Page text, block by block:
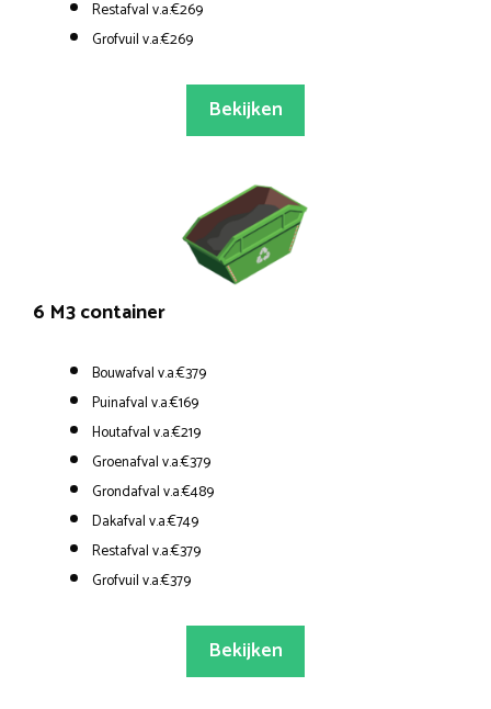
Restafval v.a.€269
Grofvuil v.a.€269
Bekijken
6 M3 container
Bouwafval v.a.€379
Puinafval v.a.€169
Houtafval v.a.€219
Groenafval v.a.€379
Grondafval v.a.€489
Dakafval v.a.€749
Restafval v.a.€379
Grofvuil v.a.€379
Bekijken